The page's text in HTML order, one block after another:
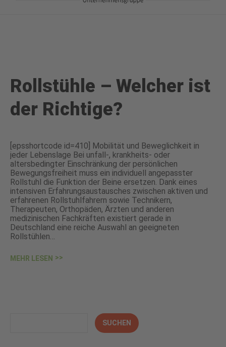
Rollstühle – Welcher ist
der Richtige?
[epsshortcode id=410] Mobilität und Beweglichkeit in
jeder Lebenslage Bei unfall-, krankheits- oder
altersbedingter Einschränkung der persönlichen
Bewegungsfreiheit muss ein individuell angepasster
Rollstuhl die Funktion der Beine ersetzen. Dank eines
intensiven Erfahrungsaustausches zwischen aktiven und
erfahrenen Rollstuhlfahrern sowie Technikern,
Therapeuten, Orthopäden, Ärzten und anderen
medizinischen Fachkräften existiert gerade in
Deutschland eine reiche Auswahl an geeigneten
Rollstühlen…
MEHR LESEN